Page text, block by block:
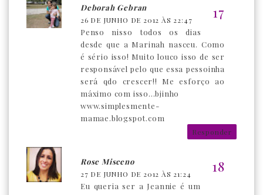
Deborah Gebran
26 DE JUNHO DE 2012 ÀS 22:47
Penso nisso todos os dias
desde que a Marinah nasceu. Como
é sério isso! Muito louco isso de ser
responsável pelo que essa pessoinha
será qdo crescer!! Me esforço ao
máximo com isso...bjinho
www.simplesmente-
mamae.blogspot.com
Responder
Rose Misceno
27 DE JUNHO DE 2012 ÀS 21:24
Eu queria ser a Jeannie é um